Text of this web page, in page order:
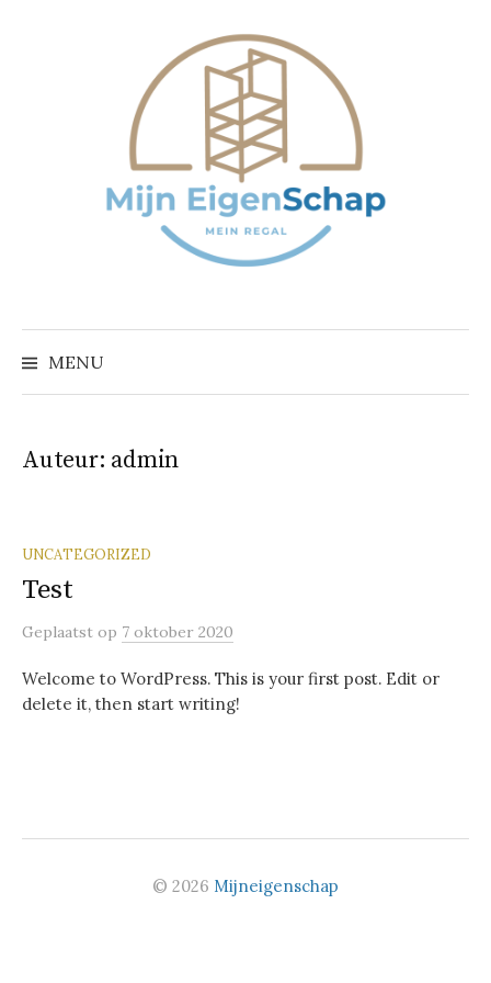
MENU
Auteur: admin
UNCATEGORIZED
Test
Geplaatst op 7 oktober 2020
Welcome to WordPress. This is your first post. Edit or
delete it, then start writing!
© 2026 Mijneigenschap